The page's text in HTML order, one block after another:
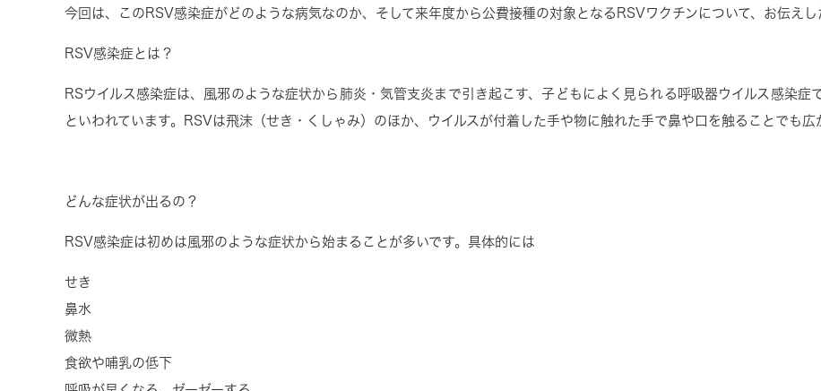
今回は、この RSV感染症がどのような病気なのか、そして来年度から公費接種の対象となる RSV ワクチンについて、お伝えし
RSV感染症とは？
RSウイルス感染症 は、風邪のような症状から肺炎・気管支炎まで引き起こす、子どもによく見られる呼吸器ウイルス感染症
といわれています。
RSV は飛沫（せき・くしゃみ）のほか、ウイルスが付着した手や物に触れた手で鼻や口を触ることでも広
どんな症状が出るの？
RSV感染症は初めは風邪のような症状から始まることが多いです。具体的には
せき
鼻水
微熱
食欲や哺乳の低下